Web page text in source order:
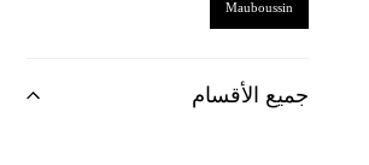
Mauboussin
جميع الأقسام